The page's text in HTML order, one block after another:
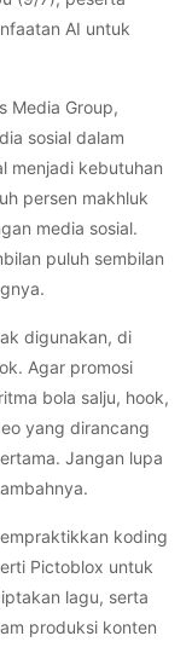
AI untuk
Media Group,
sosial dalam
menjadi kebutuhan
persen makhluk
media sosial.
puluh sembilan
digunakan, di
Agar promosi
bola salju, hook,
yang dirancang
Jangan lupa
koding
Pictoblox untuk
lagu, serta
produksi konten